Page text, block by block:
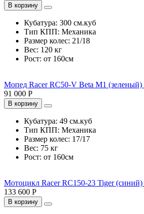
В корзину
Кубатура: 300 см.куб
Тип КПП: Механика
Размер колес: 21/18
Вес: 120 кг
Рост: от 160см
Мопед Racer RC50-V Beta M1 (зеленый)
91 000 Р
В корзину
Кубатура: 49 см.куб
Тип КПП: Механика
Размер колес: 17/17
Вес: 75 кг
Рост: от 160см
Мотоцикл Racer RC150-23 Tiger (синий)
133 600 Р
В корзину